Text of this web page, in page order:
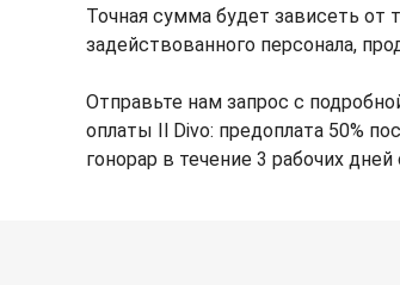
Точная сумма будет зависеть от
задействованного персонала,
Отправьте нам запрос с
оплаты Il Divo: предоплата 50%
гонорар в течение 3 рабочих